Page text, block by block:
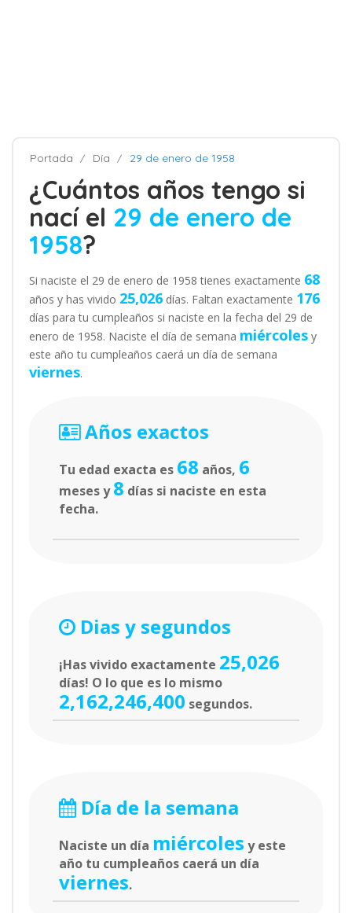
Portada Día 29 de enero de 1958
¿Cuántos años tengo si
nací el 29 de enero de
1958?
Si naciste el 29 de enero de 1958 tienes exactamente 68
años y has vivido 25,026 días. Faltan exactamente 176
días para tu cumpleaños si naciste en la fecha del 29 de
enero de 1958. Naciste el día de semana miércoles y
este año tu cumpleaños caerá un día de semana
viernes.
Años exactos
Tu edad exacta es 68 años, 6
meses y8 días si naciste en esta
fecha.
Dias y segundos
¡Has vivido exactamente 25,026
días! O lo que es lo mismo
2,162,246,400 segundos.
Día de la semana
Naciste un día miércoles y este
año tu cumpleaños caerá un día
viernes.